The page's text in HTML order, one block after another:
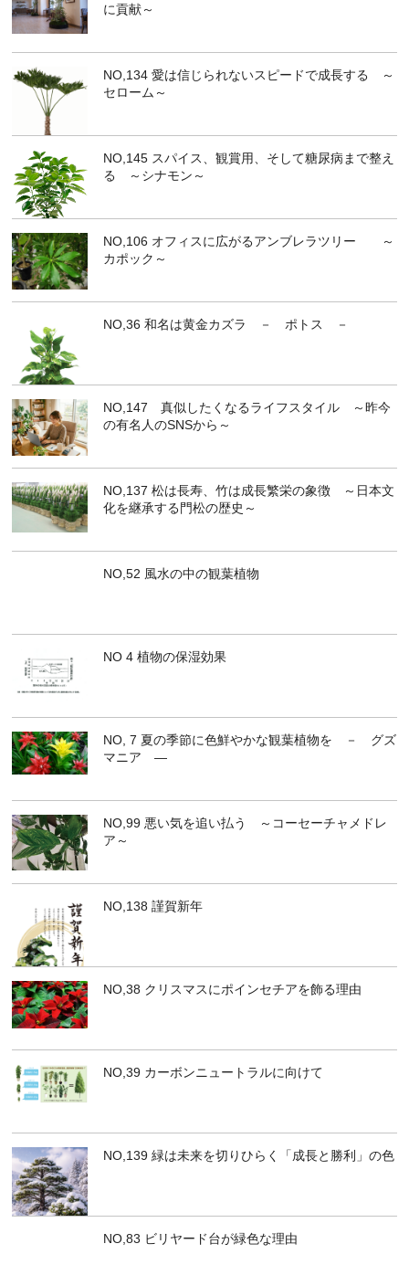
に貢献～
NO,134 愛は信じられないスピードで成長する ～
セローム～
NO,145 スパイス、観賞用、そして糖尿病まで整え
る ～シナモン～
NO,106 オフィスに広がるアンブレラツリー ～
カポック～
NO,36 和名は黄金カズラ － ポトス －
NO,147 真似したくなるライフスタイル ～昨今
の有名人のSNSから～
NO,137 松は長寿、竹は成長繁栄の象徴 ～日本文
化を継承する門松の歴史～
NO,52 風水の中の観葉植物
NO 4 植物の保湿効果
NO, 7 夏の季節に色鮮やかな観葉植物を － グズ
マニア ―
NO,99 悪い気を追い払う ～コーセーチャメドレ
ア～
NO,138 謹賀新年
NO,38 クリスマスにポインセチアを飾る理由
NO,39 カーボンニュートラルに向けて
NO,139 緑は未来を切りひらく「成長と勝利」の色
NO,83 ビリヤード台が緑色な理由